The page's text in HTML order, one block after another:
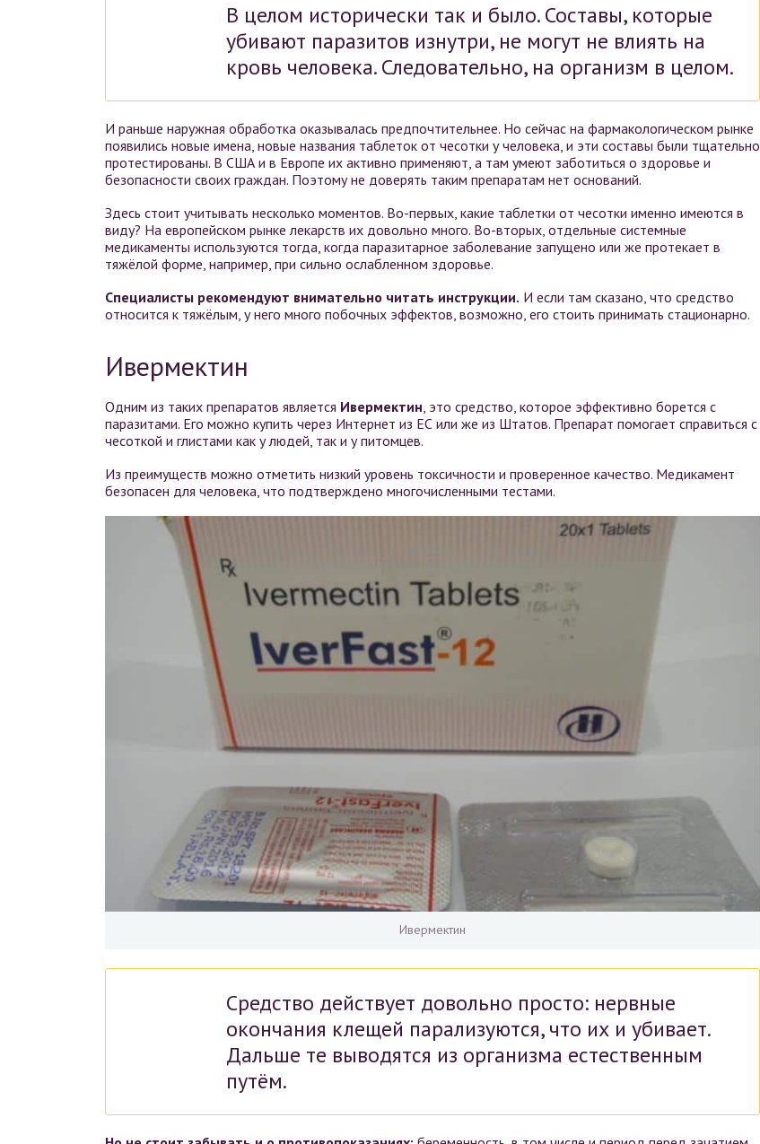
В целом исторически так и было. Составы, которые
убивают паразитов изнутри, не могут не влиять на
кровь человека. Следовательно, на организм в целом.
И раньше наружная обработка оказывалась предпочтительнее. Но сейчас на фармакологическом рынке
появились новые имена, новые названия таблеток от чесотки у человека, и эти составы были тщательно
протестированы. В США и в Европе их активно применяют, а там умеют заботиться о здоровье и
безопасности своих граждан. Поэтому не доверять таким препаратам нет оснований.
Здесь стоит учитывать несколько моментов. Во-первых, какие таблетки от чесотки именно имеются в
виду? На европейском рынке лекарств их довольно много. Во-вторых, отдельные системные
медикаменты используются тогда, когда паразитарное заболевание запущено или же протекает в
тяжёлой форме, например, при сильно ослабленном здоровье.
Специалисты рекомендуют внимательно читать инструкции. И если там сказано, что средство
относится к тяжёлым, у него много побочных эффектов, возможно, его стоить принимать стационарно.
Ивермектин
Одним из таких препаратов является Ивермектин, это средство, которое эффективно борется с
паразитами. Его можно купить через Интернет из ЕС или же из Штатов. Препарат помогает справиться с
чесоткой и глистами как у людей, так и у питомцев.
Из преимуществ можно отметить низкий уровень токсичности и проверенное качество. Медикамент
безопасен для человека, что подтверждено многочисленными тестами.
Ивермектин
Средство действует довольно просто: нервные
окончания клещей парализуются, что их и убивает.
Дальше те выводятся из организма естественным
путём.